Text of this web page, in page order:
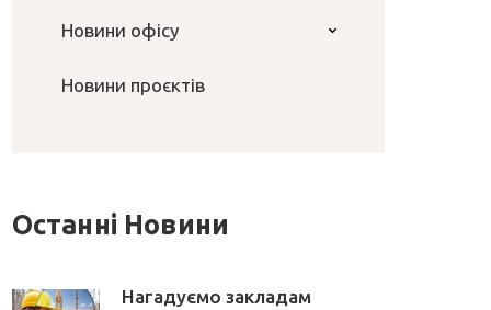
Новини офісу
Новини проєктів
Останні Новини
Нагадуємо закладам